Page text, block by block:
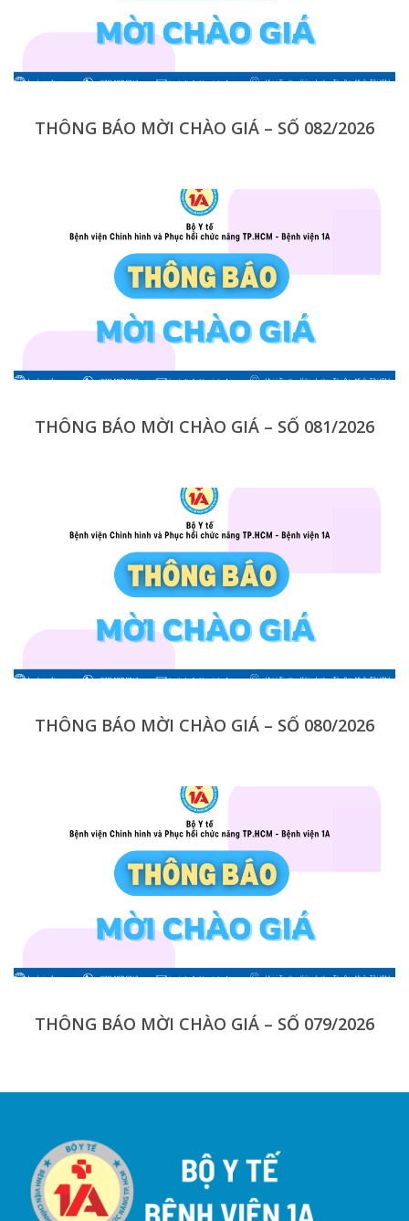
THÔNG BÁO MỜI CHÀO GIÁ – SỐ 082/2026
THÔNG BÁO MỜI CHÀO GIÁ – SỐ 081/2026
THÔNG BÁO MỜI CHÀO GIÁ – SỐ 080/2026
THÔNG BÁO MỜI CHÀO GIÁ – SỐ 079/2026